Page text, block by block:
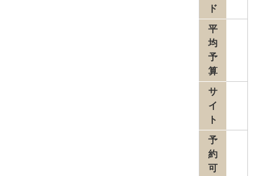
ド
平
均
予
算
サ
イ
ト
予
約
可